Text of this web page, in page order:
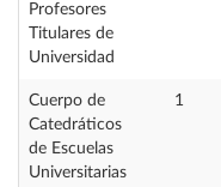
Profesores
Titulares de
Universidad
Cuerpo de
Catedráticos
de Escuelas
Universitarias
1